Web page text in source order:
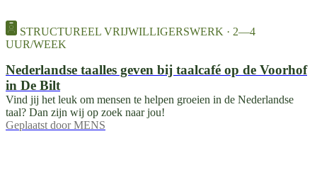
STRUCTUREEL VRIJWILLIGERSWERK · 2—4
UUR/WEEK
Nederlandse taalles geven bij taalcafé op de Voorhof
in De Bilt
Vind jij het leuk om mensen te helpen groeien in de Nederlandse
taal? Dan zijn wij op zoek naar jou!
Geplaatst door MENS